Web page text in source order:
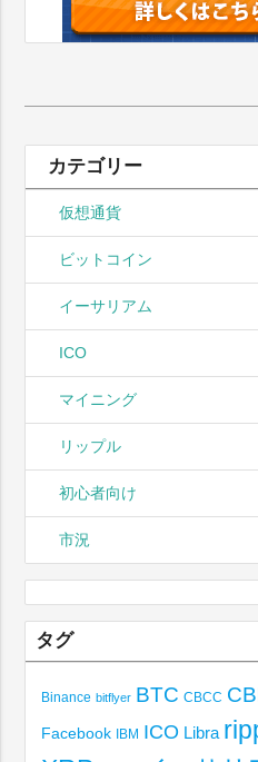
索:
カテゴリー
仮想通貨
ビットコイン
イーサリアム
ICO
マイニング
リップル
初心者向け
市況
タグ
Binance bitflyer BTC CBCC
Facebook IBM ICO Libra